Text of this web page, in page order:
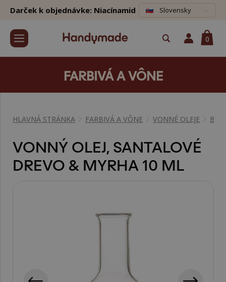
Darček k objednávke: Niacínamid Slovensky
0
FARBIVÁ A VÔNE
HLAVNÁ STRÁNKA FARBIVÁ A VÔNE VONNÉ OLEJE
VONNÝ OLEJ, SANTALOVÉ
DREVO & MYRHA 10 ML